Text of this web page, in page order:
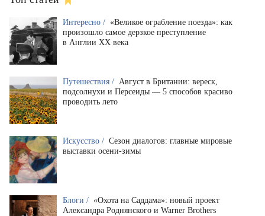
Интересно / «Великое ограбление поезда»: как
произошло самое дерзкое преступление
в Англии XX века
Путешествия / Август в Британии: вереск,
подсолнухи и Персеиды — 5 способов красиво
проводить лето
Искусство / Сезон диалогов: главные мировые
выставки осени-зимы
Блоги / «Охота на Саддама»: новый проект
Александра Роднянского и Warner Brothers